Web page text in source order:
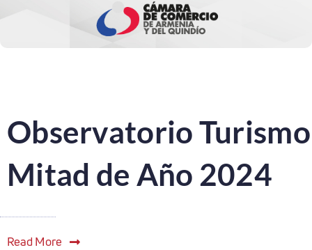
Observatorio Turismo
Mitad de Año 2024
Read More